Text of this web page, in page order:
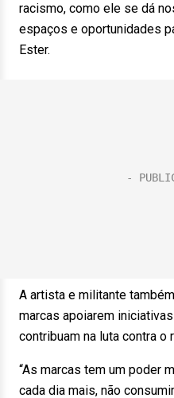
racismo, como ele se dá
espaços e oportunidades
Ester.
A artista e militante
marcas apoiarem
contribuam na luta contra o
“As marcas tem um poder
cada dia mais, não